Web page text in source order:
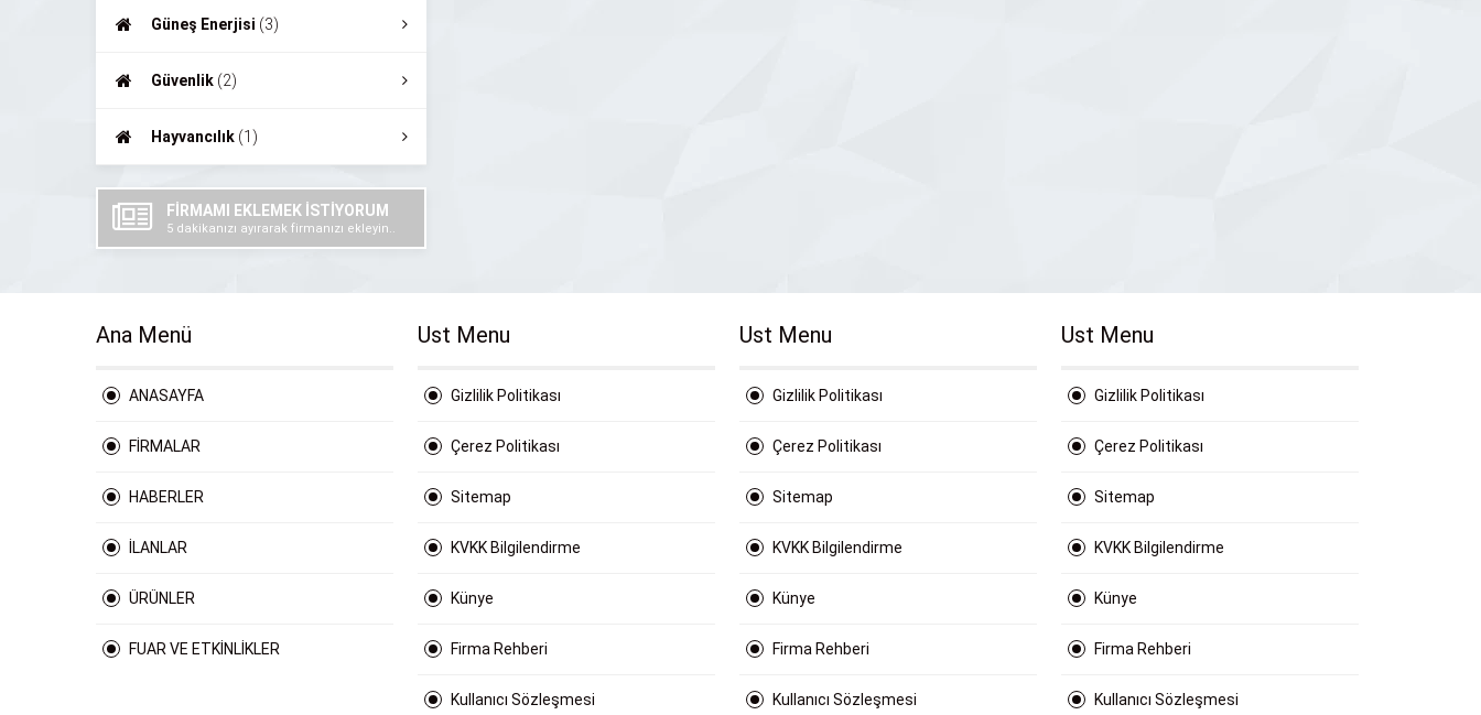
Güneş Enerjisi (3)
Güvenlik (2)
Hayvancılık (1)
FİRMAMI EKLEMEK İSTİYORUM
5 dakikanızı ayırarak firmanızı ekleyin..
Ana Menü
ANASAYFA
FİRMALAR
HABERLER
İLANLAR
ÜRÜNLER
FUAR VE ETKİNLİKLER
Ust Menu
Gizlilik Politikası
Çerez Politikası
Sitemap
KVKK Bilgilendirme
Künye
Firma Rehberi
Kullanıcı Sözleşmesi
Ust Menu
Gizlilik Politikası
Çerez Politikası
Sitemap
KVKK Bilgilendirme
Künye
Firma Rehberi
Kullanıcı Sözleşmesi
Ust Menu
Gizlilik Politikası
Çerez Politikası
Sitemap
KVKK Bilgilendirme
Künye
Firma Rehberi
Kullanıcı Sözleşmesi